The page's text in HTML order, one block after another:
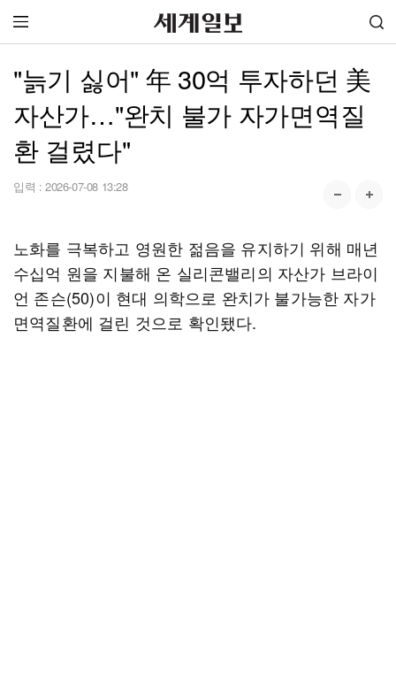
"늙기 싫어" 年 30억 투자하던 美
자산가…"완치 불가 자가면역질
환 걸렸다"
입력 : 2026-07-08 13:28
노화를 극복하고 영원한 젊음을 유지하기 위해 매년
수십억 원을 지불해 온 실리콘밸리의 자산가 브라이
언 존슨(50)이 현대 의학으로 완치가 불가능한 자가
면역질환에 걸린 것으로 확인됐다.